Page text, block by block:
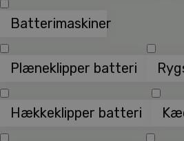
Batterimaskiner
Plæneklipper batteri
Hækkeklipper batteri